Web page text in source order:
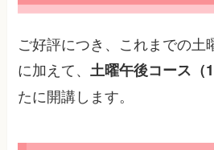
ご好評につき、これまでの土
に加えて、土曜午後コース（
たに開講します。